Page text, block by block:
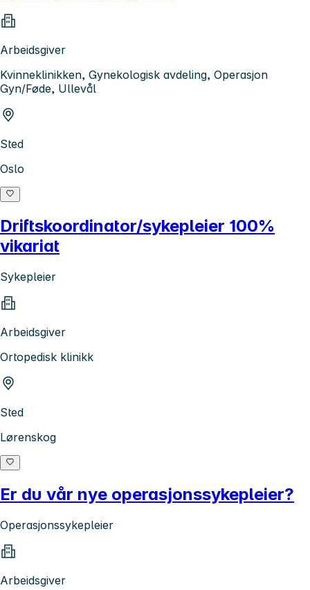
Arbeidsgiver
Kvinneklinikken, Gynekologisk avdeling, Operasjon
Gyn/Føde, Ullevål
Sted
Oslo
Driftskoordinator/sykepleier 100%
vikariat
Sykepleier
Arbeidsgiver
Ortopedisk klinikk
Sted
Lørenskog
Er du vår nye operasjonssykepleier?
Operasjonssykepleier
Arbeidsgiver